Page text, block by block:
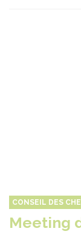
CONSEIL DES
Meeting